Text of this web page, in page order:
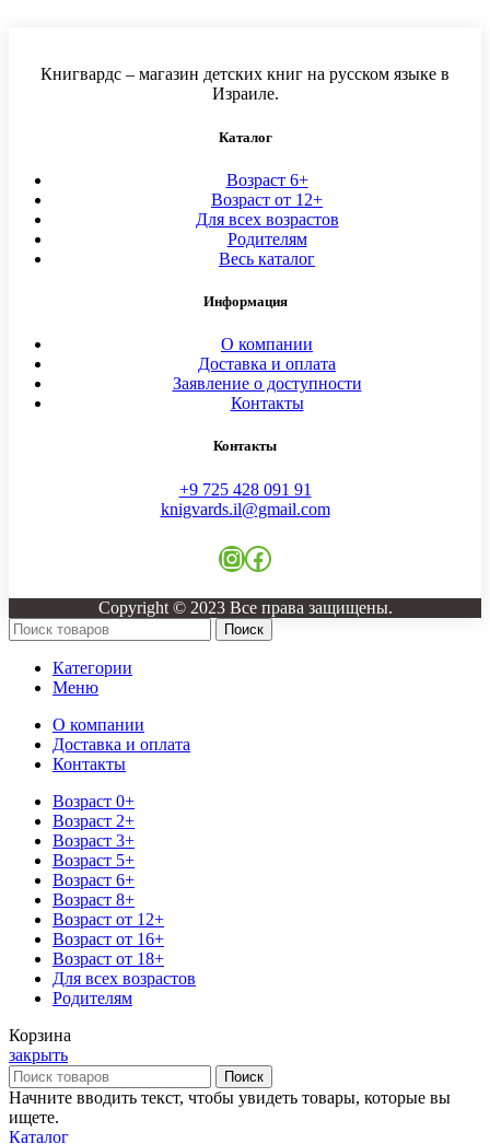
Книгвардс – магазин детских книг на русском языке в
Израиле.
Каталог
Возраст 6+
Возраст от 12+
Для всех возрастов
Родителям
Весь каталог
Информация
О компании
Доставка и оплата
Заявление о доступности
Контакты
Контакты
+9 725 428 091 91
knigvards.il@gmail.com
Instagram
Facebook
Copyright © 2023 Все права защищены.
Поиск
Категории
Меню
О компании
Доставка и оплата
Контакты
Возраст 0+
Возраст 2+
Возраст 3+
Возраст 5+
Возраст 6+
Возраст 8+
Возраст от 12+
Возраст от 16+
Возраст от 18+
Для всех возрастов
Родителям
Корзина
закрыть
Поиск
Начните вводить текст, чтобы увидеть товары, которые вы
ищете.
Каталог